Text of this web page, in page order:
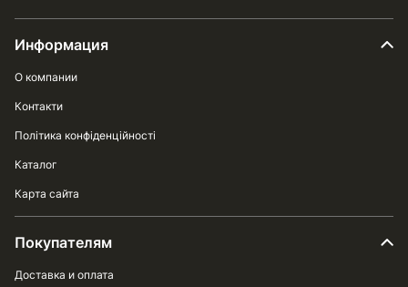
Информация
О компании
Контакти
Політика конфіденційності
Каталог
Карта сайта
Покупателям
Доставка и оплата